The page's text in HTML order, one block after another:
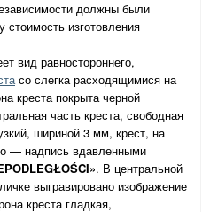
должны были
стоимость изготовления
вид равностороннего,
со слегка расходящимися на
креста покрыта черной
часть креста, свободная
шириной 3 мм, крест, на
— надпись вдавленными
. В центральной
выгравировано изображение
креста гладкая,